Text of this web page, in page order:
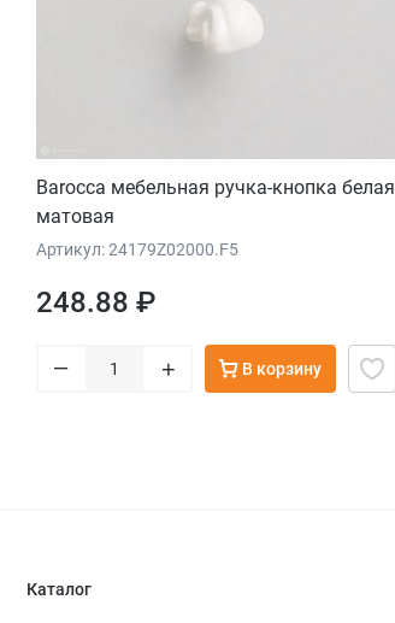
Barocca мебельная ручка-кнопка белая
матовая
Артикул: 24179Z02000.F5
248.88 ₽
– + В корзину
Каталог